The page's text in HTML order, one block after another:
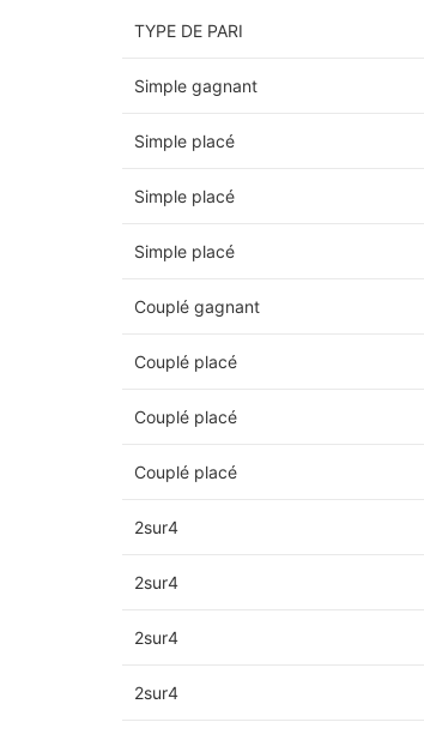
TYPE DE PARI
Simple gagnant
Simple placé
Simple placé
Simple placé
Couplé gagnant
Couplé placé
Couplé placé
Couplé placé
2sur4
2sur4
2sur4
2sur4